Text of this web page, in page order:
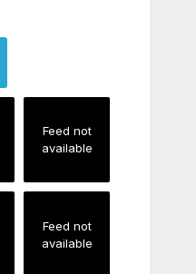
Feed not
available
Feed not
available